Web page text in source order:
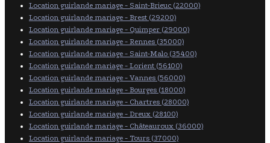
Location guirlande mariage - Saint-Brieuc (22000)
Location guirlande mariage - Brest (29200)
Location guirlande mariage - Quimper (29000)
Location guirlande mariage - Rennes (35000)
Location guirlande mariage - Saint-Malo (35400)
Location guirlande mariage - Lorient (56100)
Location guirlande mariage - Vannes (56000)
Location guirlande mariage - Bourges (18000)
Location guirlande mariage - Chartres (28000)
Location guirlande mariage - Dreux (28100)
Location guirlande mariage - Châteauroux (36000)
Location guirlande mariage - Tours (37000)